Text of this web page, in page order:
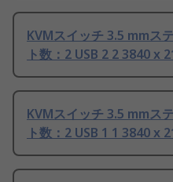
KVMスイッチ 3.5 mmス
ト数：2 USB 2 2 3840
KVMスイッチ 3.5 mmス
ト数：2 USB 1 1 3840